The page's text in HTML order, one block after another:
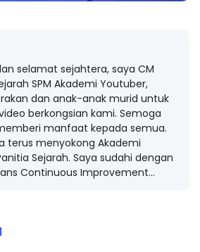
selamat sejahtera, saya CM
SPM Akademi Youtuber,
dan anak-anak murid untuk
berkongsian kami. Semoga
manfaat kepada semua.
terus menyokong Akademi
Sejarah. Saya sudahi dengan
Continuous Improvement...